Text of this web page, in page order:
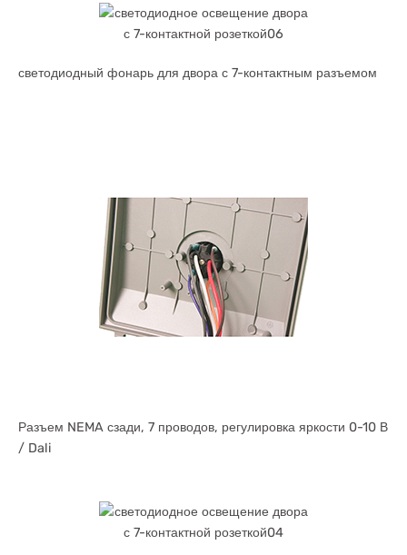
светодиодный фонарь для двора с 7-контактным разъемом
Разъем NEMA сзади, 7 проводов, регулировка яркости 0-10 В
/ Dali